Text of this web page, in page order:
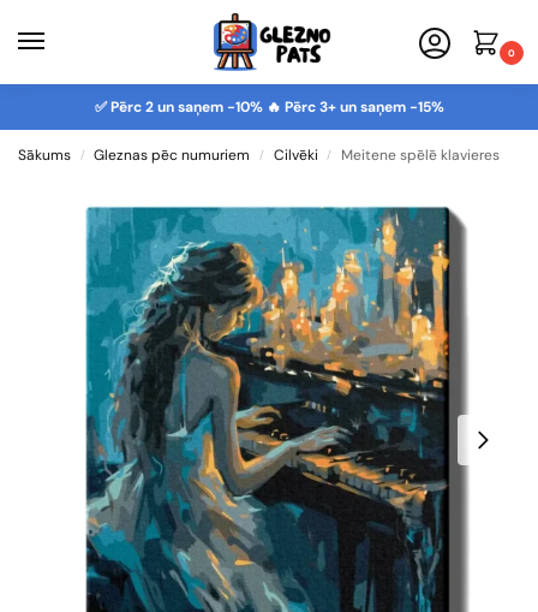
0
✅ Pērc 2 un saņem -10% 🔥 Pērc 3+ un saņem -15%
Sākums / Gleznas pēc numuriem / Cilvēki / Meitene spēlē klavieres